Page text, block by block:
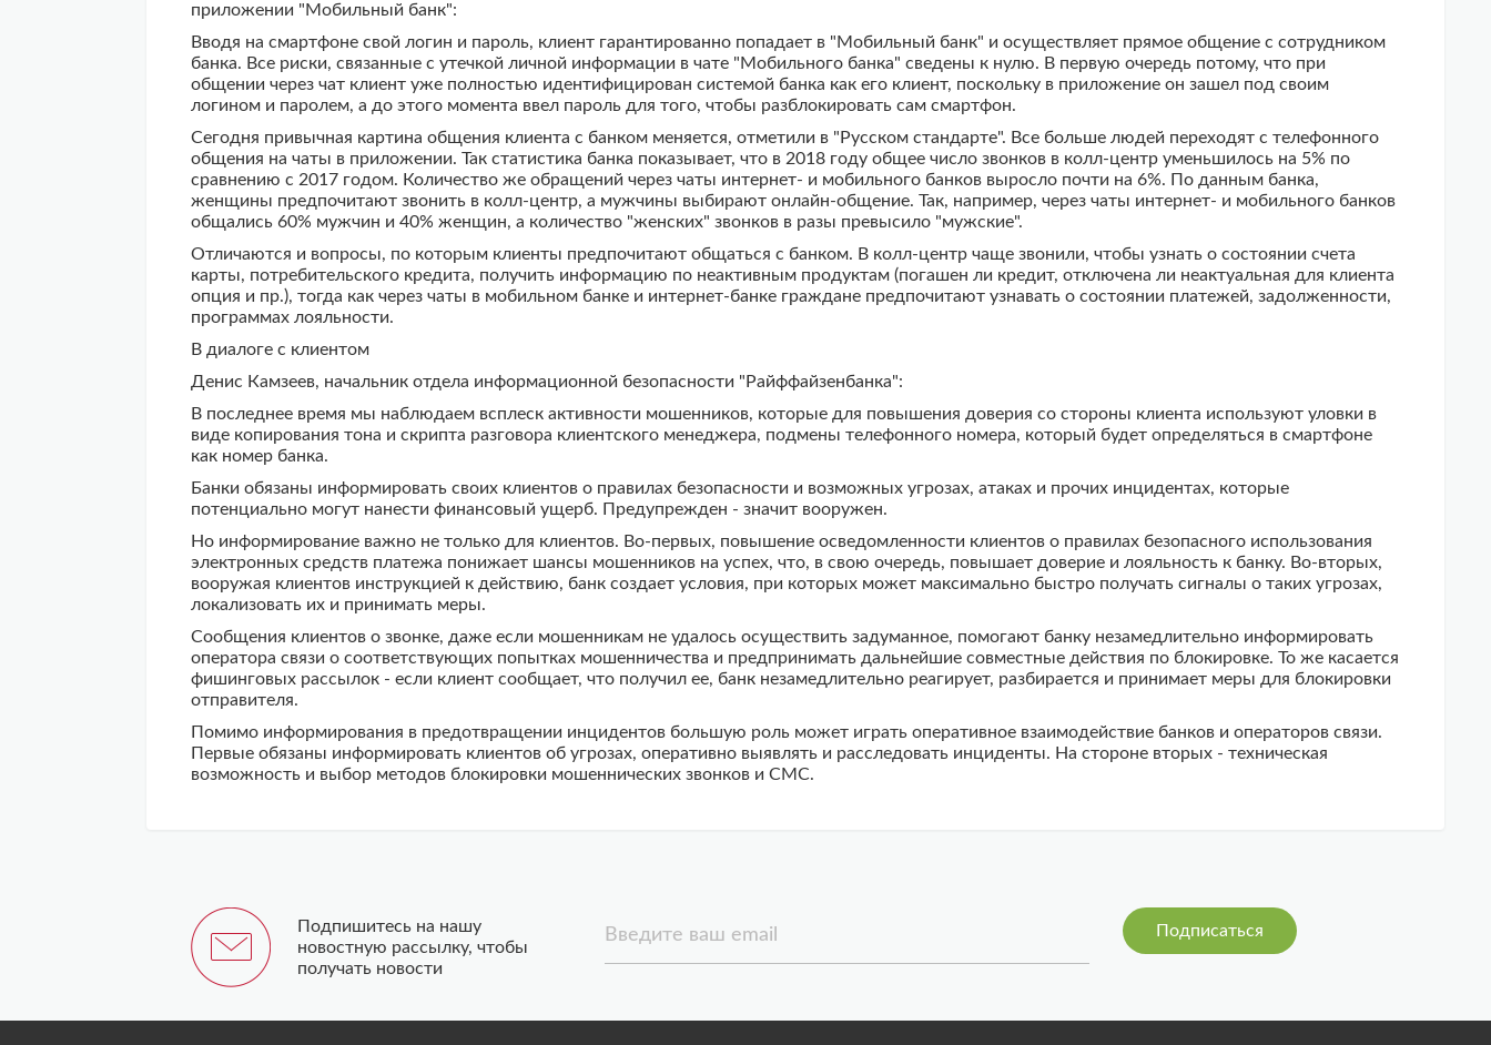
приложении "Мобильный банк":
Вводя на смартфоне свой логин и пароль, клиент гарантированно попадает в "Мобильный банк" и осуществляет прямое общение с сотрудником
банка. Все риски, связанные с утечкой личной информации в чате "Мобильного банка" сведены к нулю. В первую очередь потому, что при
общении через чат клиент уже полностью идентифицирован системой банка как его клиент, поскольку в приложение он зашел под своим
логином и паролем, а до этого момента ввел пароль для того, чтобы разблокировать сам смартфон.
Сегодня привычная картина общения клиента с банком меняется, отметили в "Русском стандарте". Все больше людей переходят с телефонного
общения на чаты в приложении. Так статистика банка показывает, что в 2018 году общее число звонков в колл-центр уменьшилось на 5% по
сравнению с 2017 годом. Количество же обращений через чаты интернет- и мобильного банков выросло почти на 6%. По данным банка,
женщины предпочитают звонить в колл-центр, а мужчины выбирают онлайн-общение. Так, например, через чаты интернет- и мобильного банков
общались 60% мужчин и 40% женщин, а количество "женских" звонков в разы превысило "мужские".
Отличаются и вопросы, по которым клиенты предпочитают общаться с банком. В колл-центр чаще звонили, чтобы узнать о состоянии счета
карты, потребительского кредита, получить информацию по неактивным продуктам (погашен ли кредит, отключена ли неактуальная для клиента
опция и пр.), тогда как через чаты в мобильном банке и интернет-банке граждане предпочитают узнавать о состоянии платежей, задолженности,
программах лояльности.
В диалоге с клиентом
Денис Камзеев, начальник отдела информационной безопасности "Райффайзенбанка":
В последнее время мы наблюдаем всплеск активности мошенников, которые для повышения доверия со стороны клиента используют уловки в
виде копирования тона и скрипта разговора клиентского менеджера, подмены телефонного номера, который будет определяться в смартфоне
как номер банка.
Банки обязаны информировать своих клиентов о правилах безопасности и возможных угрозах, атаках и прочих инцидентах, которые
потенциально могут нанести финансовый ущерб. Предупрежден - значит вооружен.
Но информирование важно не только для клиентов. Во-первых, повышение осведомленности клиентов о правилах безопасного использования
электронных средств платежа понижает шансы мошенников на успех, что, в свою очередь, повышает доверие и лояльность к банку. Во-вторых,
вооружая клиентов инструкцией к действию, банк создает условия, при которых может максимально быстро получать сигналы о таких угрозах,
локализовать их и принимать меры.
Сообщения клиентов о звонке, даже если мошенникам не удалось осуществить задуманное, помогают банку незамедлительно информировать
оператора связи о соответствующих попытках мошенничества и предпринимать дальнейшие совместные действия по блокировке. То же касается
фишинговых рассылок - если клиент сообщает, что получил ее, банк незамедлительно реагирует, разбирается и принимает меры для блокировки
отправителя.
Помимо информирования в предотвращении инцидентов большую роль может играть оперативное взаимодействие банков и операторов связи.
Первые обязаны информировать клиентов об угрозах, оперативно выявлять и расследовать инциденты. На стороне вторых - техническая
возможность и выбор методов блокировки мошеннических звонков и СМС.
Подпишитесь на нашу
новостную рассылку, чтобы
получать новости
Введите ваш email